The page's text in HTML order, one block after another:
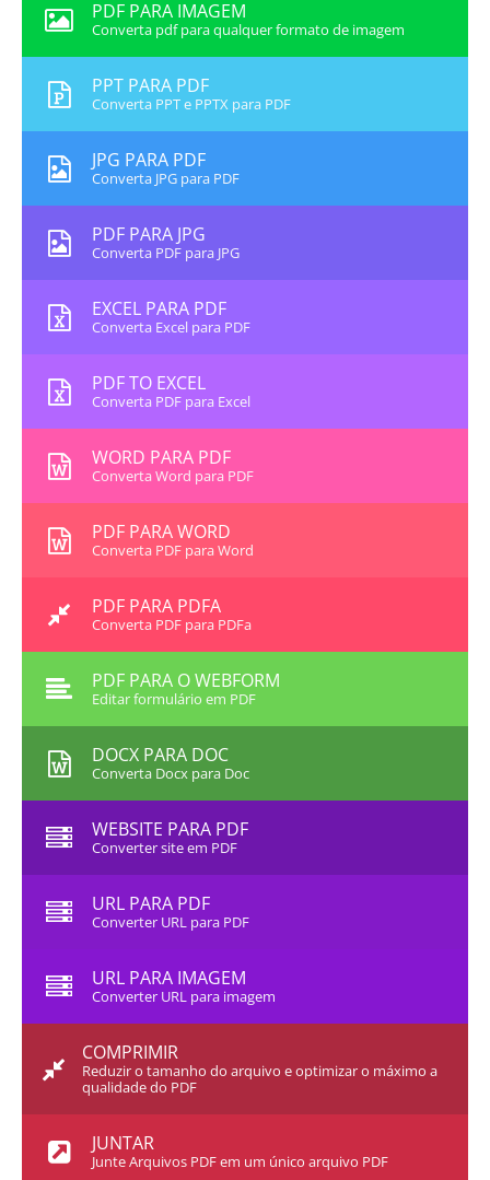
PDF PARA IMAGEM
Converta pdf para qualquer formato de imagem
PPT PARA PDF
Converta PPT e PPTX para PDF
JPG PARA PDF
Converta JPG para PDF
PDF PARA JPG
Converta PDF para JPG
EXCEL PARA PDF
Converta Excel para PDF
PDF TO EXCEL
Converta PDF para Excel
WORD PARA PDF
Converta Word para PDF
PDF PARA WORD
Converta PDF para Word
PDF PARA PDFA
Converta PDF para PDFa
PDF PARA O WEBFORM
Editar formulário em PDF
DOCX PARA DOC
Converta Docx para Doc
WEBSITE PARA PDF
Converter site em PDF
URL PARA PDF
Converter URL para PDF
URL PARA IMAGEM
Converter URL para imagem
COMPRIMIR
Reduzir o tamanho do arquivo e optimizar o máximo a
qualidade do PDF
JUNTAR
Junte Arquivos PDF em um único arquivo PDF